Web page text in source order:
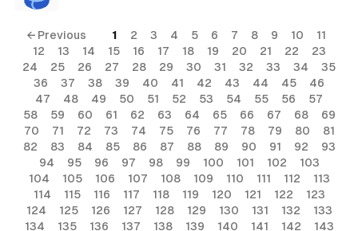
← Previous 1 2 3 4 5 6 7 8 9 10
11
12
13 14 15 16 17 18 19 20 21 22
23
24
25 26 27 28 29 30 31 32 33 34
35
36
37 38 39 40 41 42 43 44 45
46
47
48 49 50 51 52 53 54 55 56
57
58
59 60 61 62 63 64 65 66 67 68
69
70
71 72 73 74 75 76 77 78 79 80
81
82
83 84 85 86 87 88 89 90 91 92
93
94
95 96 97 98 99 100 101 102
103
104
105 106 107 108 109 110 111 112
113
114
115 116 117 118 119 120 121 122
123
124
125 126 127 128 129 130 131 132
133
134
135 136 137 138 139 140 141 142 143